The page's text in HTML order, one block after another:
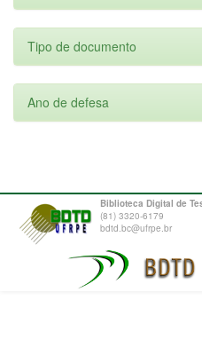
Tipo de documento
Ano de defesa
Biblioteca Digital de
(81) 3320-6179
bdtd.bc@ufrpe.br